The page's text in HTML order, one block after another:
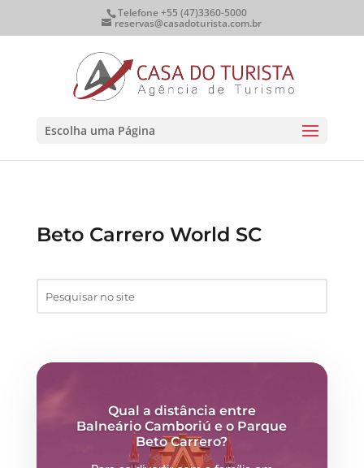
Telefone +55 (47)3360-5000
reservas@casadoturista.com.br
Escolha uma Página
Beto Carrero World SC
Qual a distância entre
Balneário Camboriú e o Parque
Beto Carrero?